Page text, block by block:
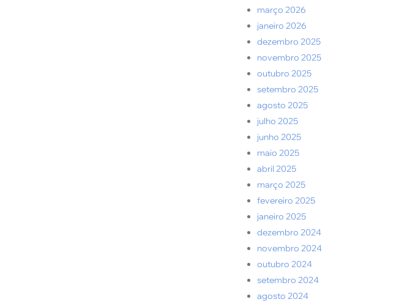
março 2026
janeiro 2026
dezembro 2025
novembro 2025
outubro 2025
setembro 2025
agosto 2025
julho 2025
junho 2025
maio 2025
abril 2025
março 2025
fevereiro 2025
janeiro 2025
dezembro 2024
novembro 2024
outubro 2024
setembro 2024
agosto 2024